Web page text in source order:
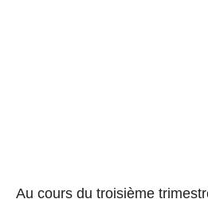
Au cours du troisième